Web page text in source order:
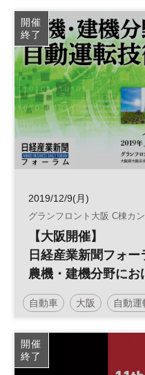
ニューノーマル CES
開催
終了
2019/12/9(月)
グランフロント大阪 C棟カ
【大阪開催】
日経産業新聞フォー
農機・建機分野に
新動向
自動車 大阪 自動運
日経産業新聞フォーラム
開催
終了